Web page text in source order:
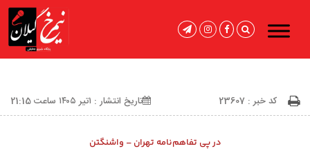
کد خبر : 23607 تاریخ انتشار : ۱تیر ۱۴۰۵ ساعت 21:15
در پی تفاهم‌نامه تهران – واشنگتن